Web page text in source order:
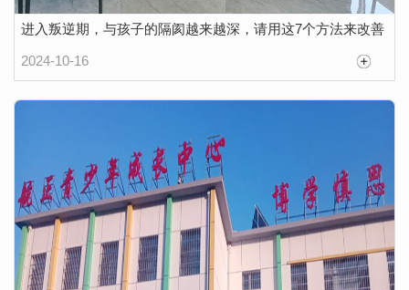
进入叛逆期，与孩子的隔阂越来越深，请用这7个方法来改善
2024-10-16